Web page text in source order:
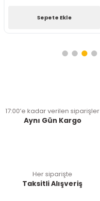
Sepete Ekle
17:00’e kadar verilen siparişler
Aynı Gün Kargo
Her siparişte
Taksitli Alışveriş